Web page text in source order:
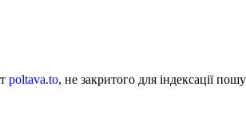
poltava.to, не закритого для індексації